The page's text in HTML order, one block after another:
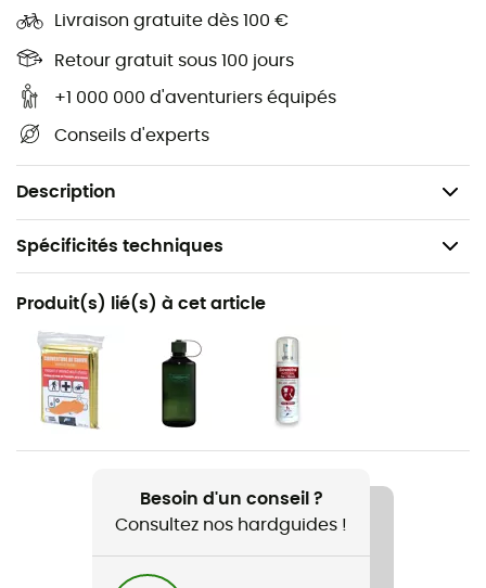
Livraison gratuite dès 100 €
Retour gratuit sous 100 jours
+1 000 000 d'aventuriers équipés
Conseils d'experts
Description
pour le skate, l’alpinisme ou le vélo, pas de jaloux !
Recommandé pour l’escalade, l’alpinisme, les
marches d’approche, le vélo
Poids : 30 g
Spécificités techniques
Recommandé pour
Ski de randonnée / Alpinisme / Ski
Genre
Homme / Femme
Poids
Nom du produit
Helmet Holder
Produit(s) lié(s) à cet article
Besoin d'un conseil ?
Consultez nos hardguides !